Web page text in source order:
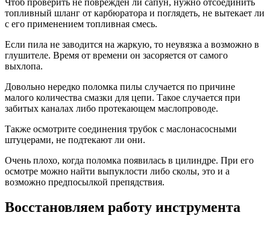
топливный шланг от карбюратора и поглядеть, не вытекает ли
с его применением топливная смесь.
Если пила не заводится на жаркую, то неувязка а возможно в
глушителе. Время от времени он засоряется от самого
выхлопа.
Довольно нередко поломка пилы случается по причине
малого количества смазки для цепи. Такое случается при
забитых каналах либо протекающем маслопроводе.
Также осмотрите соединения трубок с маслонасосными
штуцерами, не подтекают ли они.
Очень плохо, когда поломка появилась в цилиндре. При его
осмотре можно найти выпуклости либо сколы, это и а
возможно предпосылкой препядствия.
Восстановляем работу инструмента